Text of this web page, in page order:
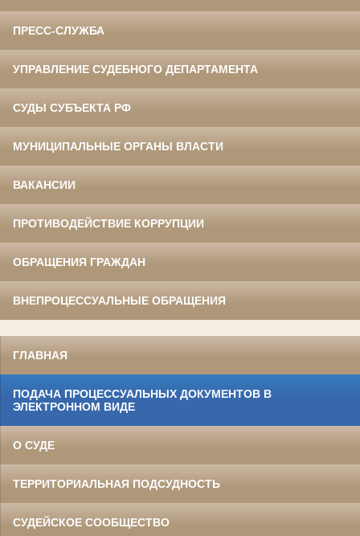
ПРЕСС-СЛУЖБА
УПРАВЛЕНИЕ СУДЕБНОГО ДЕПАРТАМЕНТА
СУДЫ СУБЪЕКТА РФ
МУНИЦИПАЛЬНЫЕ ОРГАНЫ ВЛАСТИ
ВАКАНСИИ
ПРОТИВОДЕЙСТВИЕ КОРРУПЦИИ
ОБРАЩЕНИЯ ГРАЖДАН
ВНЕПРОЦЕССУАЛЬНЫЕ ОБРАЩЕНИЯ
ГЛАВНАЯ
ПОДАЧА ПРОЦЕССУАЛЬНЫХ ДОКУМЕНТОВ В
ЭЛЕКТРОННОМ ВИДЕ
О СУДЕ
ТЕРРИТОРИАЛЬНАЯ ПОДСУДНОСТЬ
СУДЕЙСКОЕ СООБЩЕСТВО